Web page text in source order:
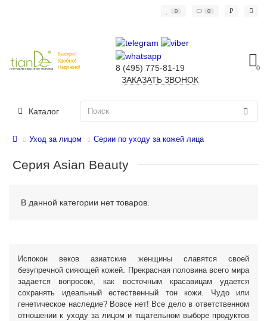
0 0 ₽
8 (495) 775-81-19
ЗАКАЗАТЬ ЗВОНОК
0
Каталог
Уход за лицом Серии по уходу за кожей лица
Серия Asian Beauty
В данной категории нет товаров.
Испокон веков азиатские женщины славятся своей
безупречной сияющей кожей. Прекрасная половина всего мира
задается вопросом, как восточным красавицам удается
сохранять идеальный естественный тон кожи. Чудо или
генетическое наследие? Вовсе нет! Все дело в ответственном
отношении к уходу за лицом и тщательном выборе продуктов